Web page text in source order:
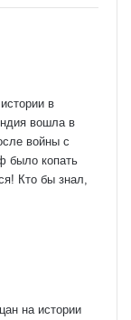
в
вошла в
войны с
было копать
Кто бы знал,
на истории